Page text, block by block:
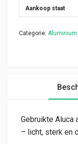
Aankoop staat
Categorie:
Gebruikte Aluca
– licht, sterk en